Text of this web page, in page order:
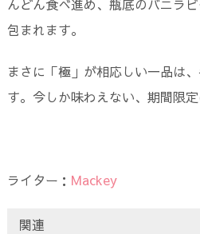
んどん食べ進め、瓶底のバニラ
包まれます。
まさに「極」が相応しい一品は
す。今しか味わえない、期間限
ライター： Mackey
関連